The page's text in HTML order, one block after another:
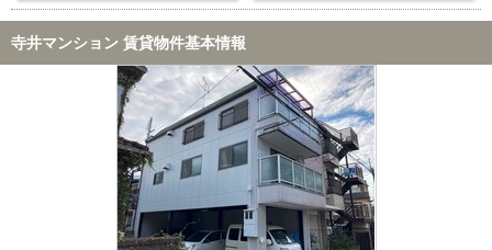
寺井マンション 賃貸物件基本情報